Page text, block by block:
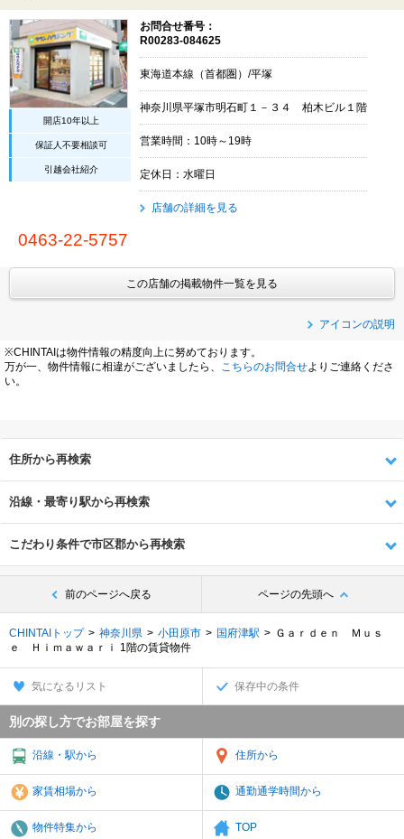
開店10年以上
保証人不要相談可
引越会社紹介
お問合せ番号：
R00283-084625
東海道本線（首都圏）/平塚
神奈川県平塚市明石町１－３４ 柏木ビル１階
営業時間：10時～19時
定休日：水曜日
店舗の詳細を見る
0463-22-5757
この店舗の掲載物件一覧を見る
アイコンの説明
※CHINTAIは物件情報の精度向上に努めております。
万が一、物件情報に相違がございましたら、
こちらのお問合せよりご連絡くださ
い。
住所から再検索
沿線・最寄り駅から再検索
こだわり条件で市区郡から再検索
前のページへ戻る ページの先頭へ
CHINTAIトップ 神奈川県 小田原市 国府津駅
Ｇａｒｄｅｎ Ｍｕｓ
ｅ Ｈｉｍａｗａｒｉ 1階の賃貸物件
気になるリスト 保存中の条件
別の探し方でお部屋を探す
沿線・駅から 住所から
家賃相場から 通勤通学時間から
物件特集から TOP